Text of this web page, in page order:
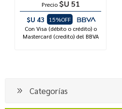
Precio $U 51
$U 43
15%OFF
Con Visa (débito o crédito) o
Mastercard (credito) del BBVA
Categorías